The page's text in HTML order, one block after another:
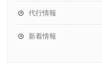
代行情報
新着情報